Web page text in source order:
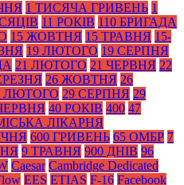
1 ТИСЯЧА ГРИВЕНЬ 1
11 РОКІВ 110 БРИГАДА
15 ЖОВТНЯ 15 ТРАВНЯ 15-
19 ЛЮТОГО 19 СЕРПНЯ
21 ЛЮТОГО 21 ЧЕРВНЯ 22
26 ЖОВТНЯ 26
ЛЮТОГО 29 СЕРПНЯ 29
40 РОКІВ 400 47
ЛІКАРНЯ
600 ГРИВЕНЬ 65 ОМБР 7
9 ТРАВНЯ 900 ДНІВ 96
Caesar Cambridge Dedicated
EES ETIAS F-16 Facebook